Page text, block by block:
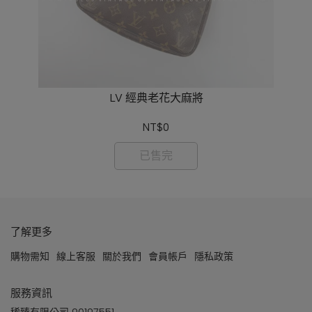
LV 經典老花大麻將
NT$0
已售完
了解更多
購物需知 線上客服 關於我們 會員帳戶 隱私政策
服務資訊